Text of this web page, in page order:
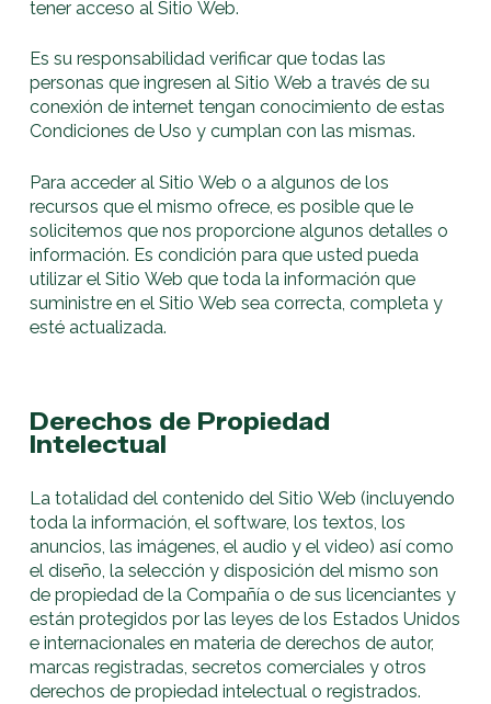
tener acceso al Sitio Web.
Es su responsabilidad verificar que todas las
personas que ingresen al Sitio Web a través de su
conexión de internet tengan conocimiento de estas
Condiciones de Uso y cumplan con las mismas.
Para acceder al Sitio Web o a algunos de los
recursos que el mismo ofrece, es posible que le
solicitemos que nos proporcione algunos detalles o
información. Es condición para que usted pueda
utilizar el Sitio Web que toda la información que
suministre en el Sitio Web sea correcta, completa y
esté actualizada.
Derechos de Propiedad
Intelectual
La totalidad del contenido del Sitio Web (incluyendo
toda la información, el software, los textos, los
anuncios, las imágenes, el audio y el video) así como
el diseño, la selección y disposición del mismo son
de propiedad de la Compañía o de sus licenciantes y
están protegidos por las leyes de los Estados Unidos
e internacionales en materia de derechos de autor,
marcas registradas, secretos comerciales y otros
derechos de propiedad intelectual o registrados.